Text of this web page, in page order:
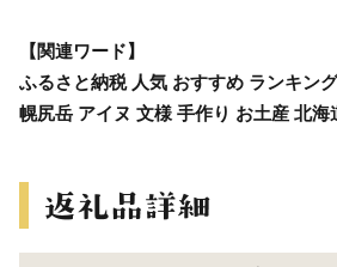
【関連ワード】
ふるさと納税 人気 おすすめ ランキン
幌尻岳 アイヌ 文様 手作り お土産 北海